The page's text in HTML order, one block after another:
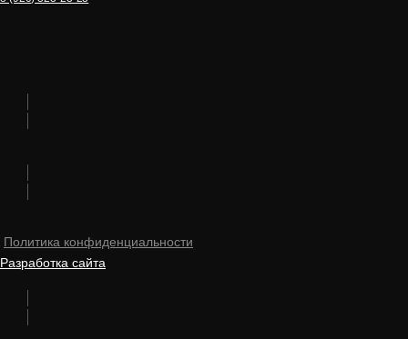
Политика конфиденциальности
Разработка сайта